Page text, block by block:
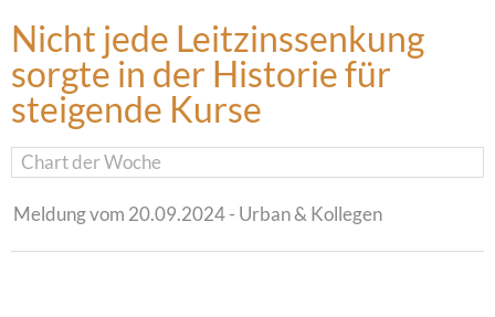
Nicht jede Leitzinssenkung
sorgte in der Historie für
steigende Kurse
Chart der Woche
Meldung vom 20.09.2024 - Urban & Kollegen